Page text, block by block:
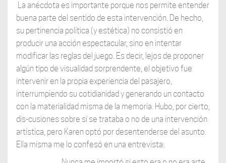
La anécdota es importante porque nos permite entender
buena parte del sentido de esta intervención. De hecho,
su pertinencia política (y estética) no consistió en
producir una acción espectacular, sino en intentar
modificar las reglas del juego. Es decir, lejos de proponer
algún tipo de visualidad sorprendente, el objetivo fue
intervenir en la propia experiencia del pasajero,
interrumpiendo su cotidianidad y generando un contacto
con la materialidad misma de la memoria. Hubo, por cierto,
dis-cusiones sobre si se trataba o no de una intervención
artística, pero Karen optó por desentenderse del asunto.
Ella misma me lo confesó en una entrevista: